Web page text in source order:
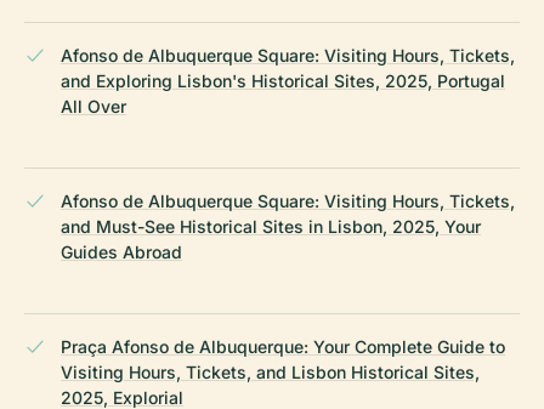
Afonso de Albuquerque Square: Visiting Hours, Tickets,
and Exploring Lisbon's Historical Sites, 2025, Portugal
All Over
Afonso de Albuquerque Square: Visiting Hours, Tickets,
and Must-See Historical Sites in Lisbon, 2025, Your
Guides Abroad
Praça Afonso de Albuquerque: Your Complete Guide to
Visiting Hours, Tickets, and Lisbon Historical Sites,
2025, Explorial